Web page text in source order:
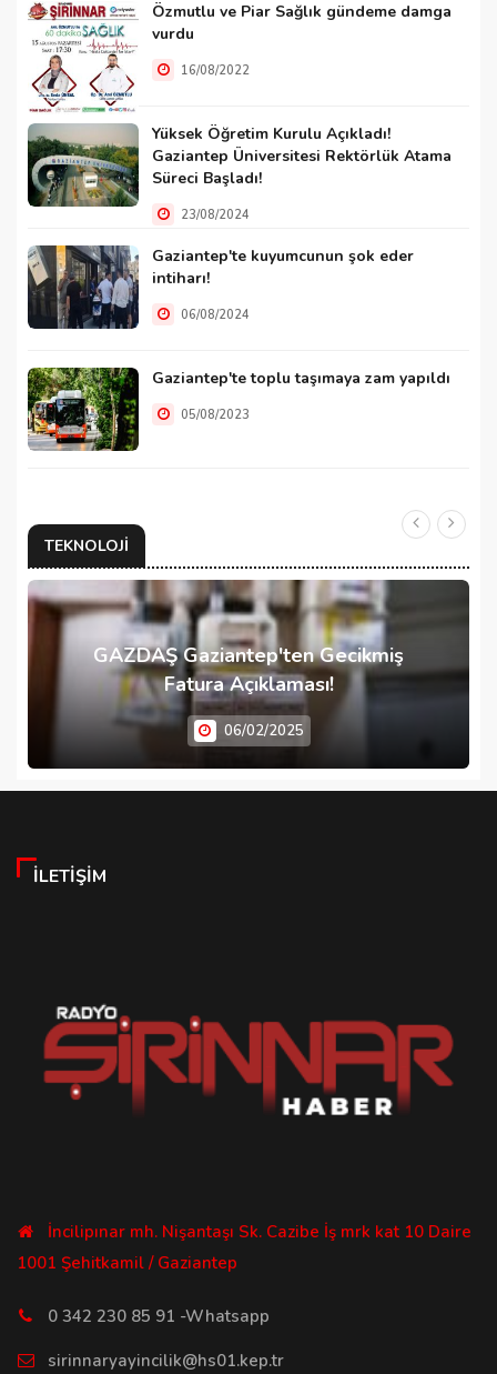
Özmutlu ve Piar Sağlık gündeme damga
vurdu
16/08/2022
Yüksek Öğretim Kurulu Açıkladı!
Gaziantep Üniversitesi Rektörlük Atama
Süreci Başladı!
23/08/2024
Gaziantep'te kuyumcunun şok eder
intiharı!
06/08/2024
Gaziantep'te toplu taşımaya zam yapıldı
05/08/2023
TEKNOLOJI
GAZDAŞ Gaziantep'ten Gecikmiş
Fatura Açıklaması!
06/02/2025
İLETIŞIM
İncilipınar mh. Nişantaşı Sk. Cazibe İş mrk kat 10 Daire
1001 Şehitkamil / Gaziantep
0 342 230 85 91 -Whatsapp
sirinnaryayincilik@hs01.kep.tr